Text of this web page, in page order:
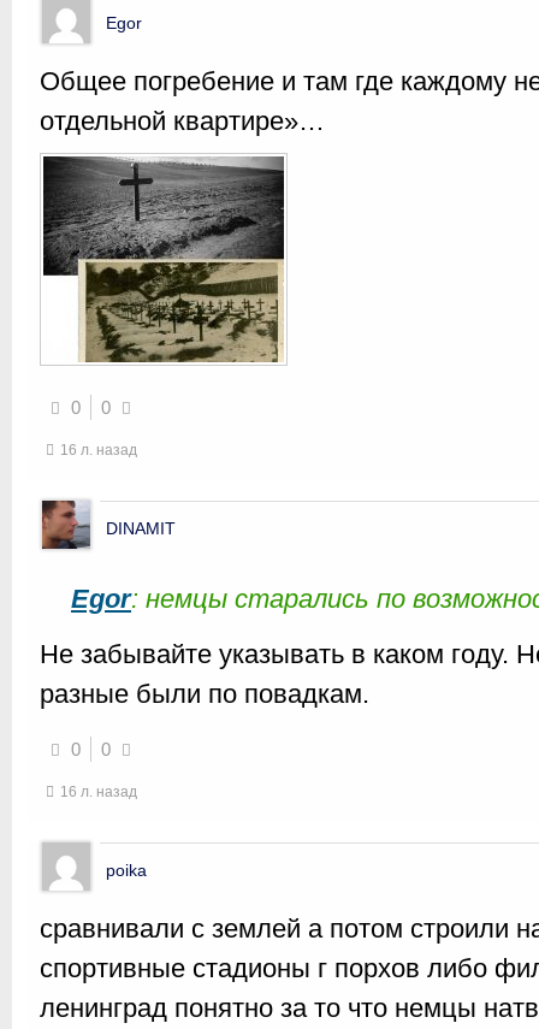
Egor
Общее погребение и там где каждому
отдельной квартире»…
0 0
16 л. назад
DINAMIT
Egor: немцы старались по
Не забывайте указывать в каком году.
разные были по повадкам.
0 0
16 л. назад
poika
сравнивали с землей а потом строили
спортивные стадионы г порхов либо
ленинград понятно за то что немцы